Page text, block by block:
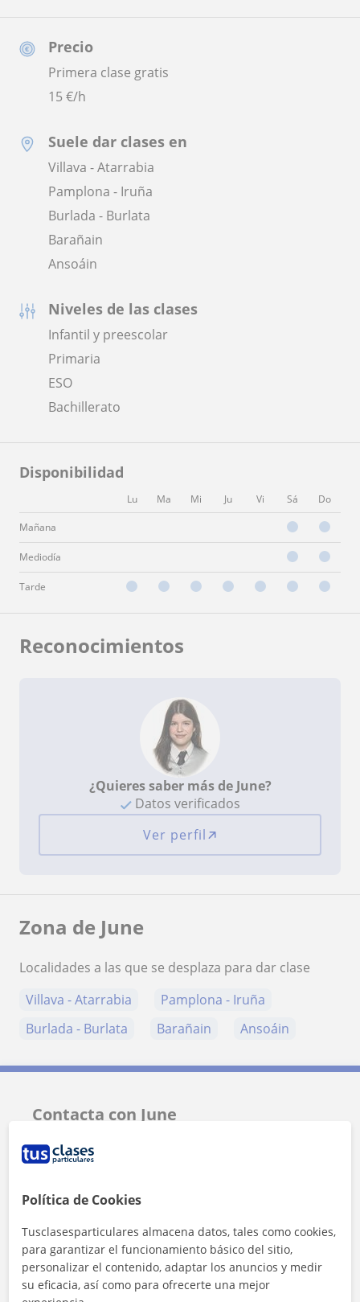
Precio
Primera clase gratis
15€/h
Suele dar clases en
Villava - Atarrabia
Pamplona - Iruña
Burlada - Burlata
Barañain
Ansoáin
Niveles de las clases
Infantil y preescolar
Primaria
ESO
Bachillerato
Disponibilidad
Lu Ma Mi Ju Vi Sá Do
Mañana
Mediodía
Tarde
Reconocimientos
¿Quieres saber más de June?
Datos verificados
Ver perfil
Zona de June
Localidades a las que se desplaza para dar clase
Villava - Atarrabia
Pamplona - Iruña
Burlada - Burlata
Barañain Ansoáin
Contacta con June
Tarifa
1ª clase gratis
Política de Cookies
Tusclasesparticulares almacena datos, tales como cookies,
para garantizar el funcionamiento básico del sitio,
personalizar el contenido, adaptar los anuncios y medir
su eficacia, así como para ofrecerte una mejor